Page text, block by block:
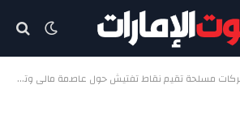
مسلحة تقيم نقاط تفتيش حول عاصمة مالي وتسيطر على مواقع بالشمال